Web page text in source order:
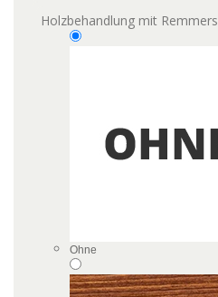
Holzbehandlung mit Remmers
Ohne